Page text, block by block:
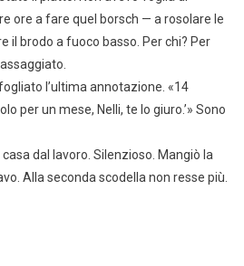
ore a fare quel borsch — a rosolare le
il brodo a fuoco basso. Per chi? Per
l’ultima annotazione. «14
per un mese, Nelli, te lo giuro.’» Sono
dal lavoro. Silenzioso. Mangiò la
Alla seconda scodella non resse più.